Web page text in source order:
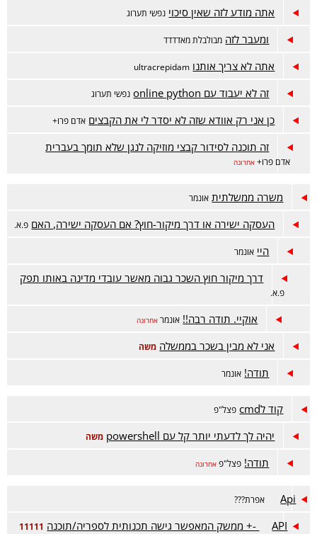
אתה מודע לזה שאין סיכוי נפשי תערוג
ומעבר לזה מבולבלת מאדדדד
אתה לא צריך אותנו ultracrepidam
זה לא יעבוד עם online python נפשי תערוג
כן אני רק אוודא שזה לא יסדר לי את הקבצים אדם פרו+
זה תוכנה לסידור קבצי מוזיקה לנגן שלא תומך בעברית
אדם פרו+ אחרונה
משרה ממשלתית אונמר
העסקה ישירה או דרך מיקור-חוץ? אם העסקה ישירה, האם פ.א.
היי אונמר
דרך מיקור חוץ השכר גבוה מאשר עובדי מדינה באותו תפק
פ.א.
אוקיי. תודה רבה!! אונמר אחרונה
אני לא מבין בשכר בממשלה משה
תודה! אונמר
קוד לcmd פצל"פ
יהיה לך לדעתי יותר קל עם powershell משה
תודה! פצל"פ אחרונה
Api אפרת???
API -+ ממשק המאפשר גישה תכנותית לספריה/תוכנה 11111